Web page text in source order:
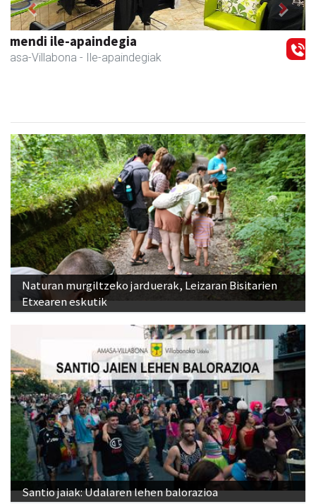
Iraola aholkularitza
Amasa-Villabona - Abokatuak
Previous Next
Naturan murgiltzeko jarduerak, Leizaran Bisitarien
Etxearen eskutik
Santio jaiak: Udalaren lehen balorazioa